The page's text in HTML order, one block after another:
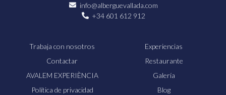
Experiencias
Restaurante
Galería
Blog
Trabaja con nosotros
Contactar
AVALEM EXPERIÈNCIA
Política de privacidad
info@alberguevallada.com
+34 601 612 912